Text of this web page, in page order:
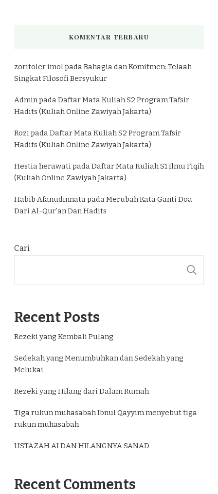
KOMENTAR TERBARU
zoritoler imolpadaBahagia dan Komitmen: Telaah
Singkat Filosofi Bersyukur
AdminpadaDaftar Mata Kuliah S2 Program Tafsir
Hadits (Kuliah Online Zawiyah Jakarta)
RozipadaDaftar Mata Kuliah S2 Program Tafsir
Hadits (Kuliah Online Zawiyah Jakarta)
Hestia herawatipadaDaftar Mata Kuliah S1 Ilmu Fiqih
(Kuliah Online Zawiyah Jakarta)
Habib AfanudinnatapadaMerubah Kata Ganti Doa
Dari Al-Qur’an Dan Hadits
Cari
Recent Posts
Rezeki yang Kembali Pulang
Sedekah yang Menumbuhkan dan Sedekah yang
Melukai
Rezeki yang Hilang dari Dalam Rumah
Tiga rukun muhasabah Ibnul Qayyim menyebut tiga
rukun muhasabah
USTAZAH AI DAN HILANGNYA SANAD
Recent Comments